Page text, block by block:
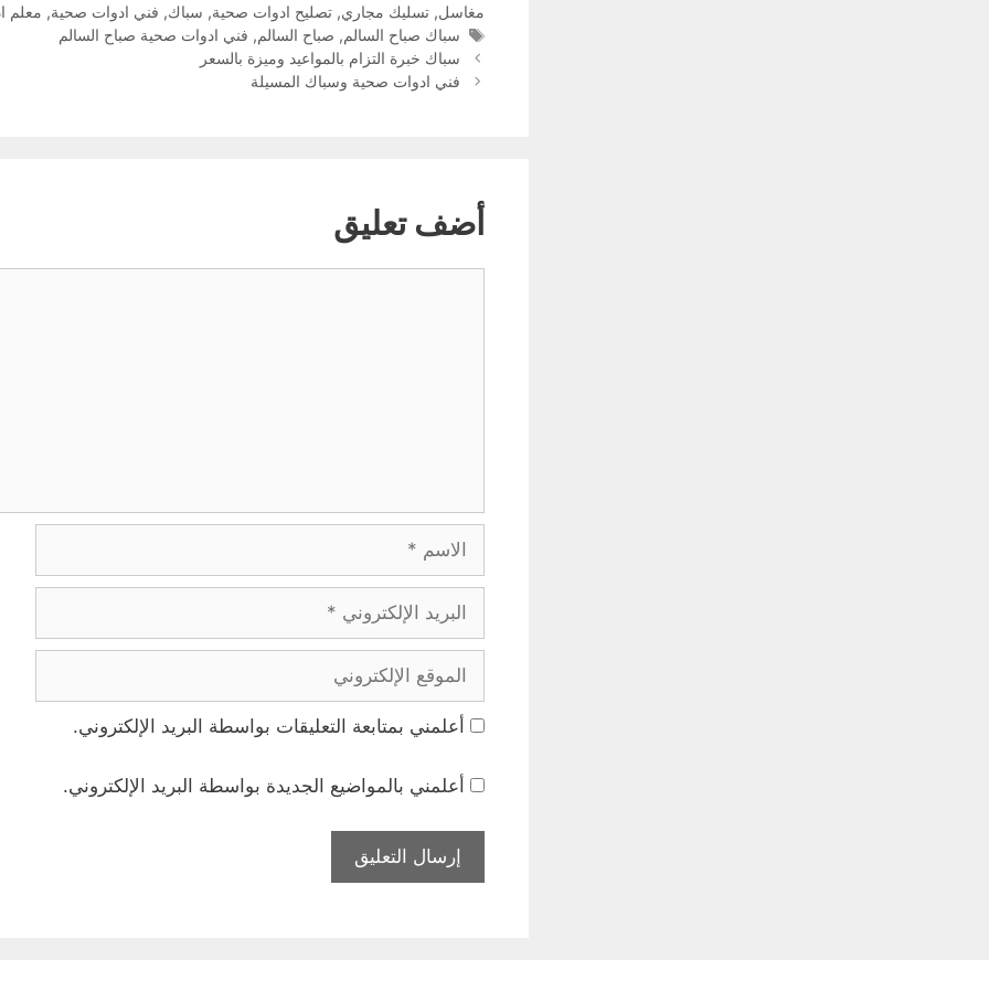
مغاسل, تسليك مجاري, تصليح ادوات صحية, سباك, فني ادوات صحية, معلم
الوسوم
سباك صباح السالم, صباح السالم, فني ادوات صحية صباح السالم
سباك خبرة التزام بالمواعيد وميزة بالسعر
فني ادوات صحية وسباك المسيلة
أضف تعليق
الاسم
البريد
الإلكتروني
الموقع
الإلكتروني
أعلمني بمتابعة التعليقات بواسطة البريد الإلكتروني.
أعلمني بالمواضيع الجديدة بواسطة البريد الإلكتروني.